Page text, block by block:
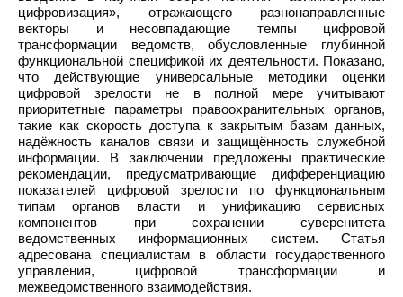
цифровизация», отражающего разнонаправленные
векторы и несовпадающие темпы цифровой
трансформации ведомств, обусловленные глубинной
функциональной спецификой их деятельности. Показано,
что действующие универсальные методики оценки
цифровой зрелости не в полной мере учитывают
приоритетные параметры правоохранительных органов,
такие как скорость доступа к закрытым базам данных,
надёжность каналов связи и защищённость служебной
информации. В заключении предложены практические
рекомендации, предусматривающие дифференциацию
показателей цифровой зрелости по функциональным
типам органов власти и унификацию сервисных
компонентов при сохранении суверенитета
ведомственных информационных систем. Статья
адресована специалистам в области государственного
управления, цифровой трансформации и
межведомственного взаимодействия.